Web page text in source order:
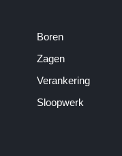
Boren
Zagen
Verankering
Sloopwerk